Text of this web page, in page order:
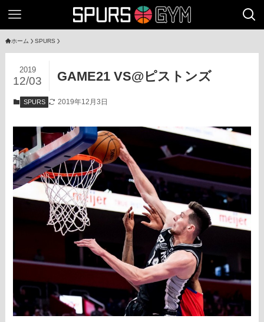
ホーム SPURS
GAME21 VS@ピストンズ
2019
12/03
SPURS 2019年12月3日